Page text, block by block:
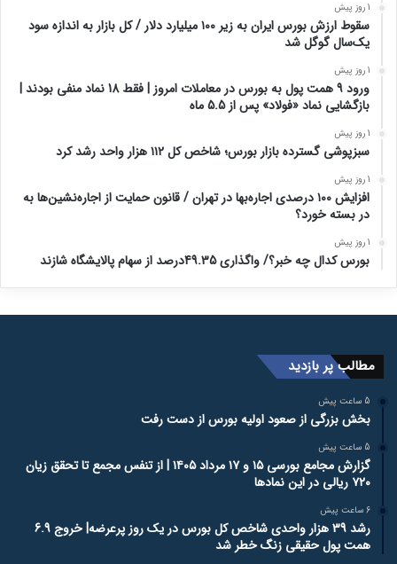
1 روز پیش
سقوط ارزش بورس ایران به زیر ۱۰۰ میلیارد دلار / کل بازار به اندازه سود
یک‌سال گوگل شد
1 روز پیش
ورود 9 همت پول به بورس در معاملات امروز | فقط 18 نماد منفی بودند |
بازگشایی نماد «فولاد» پس از 5.5 ماه
1 روز پیش
سبزپوشی گسترده بازار بورس؛ شاخص کل ۱۱۲ هزار واحد رشد کرد
1 روز پیش
افزایش ۱۰۰ درصدی اجاره‌بها در تهران / قانون حمایت از اجاره‌نشین‌ها به
در بسته خورد؟
1 روز پیش
بورس کدال چه خبر؟/ واگذاری 49.35درصد از سهام پالایشگاه شازند
مطالب پر بازدید
5 ساعت پیش
بخش بزرگی از صعود اولیه بورس از دست رفت
5 ساعت پیش
گزارش مجامع بورسی ۱۵ و ۱۷ مرداد ۱۴۰۵ | از تنفس مجمع تا تحقق زیان
۷۲۰ ریالی در این نماد‌ها
6 ساعت پیش
رشد 39 هزار واحدی شاخص کل بورس در یک روز پرعرضه| خروج 6.9
همت پول حقیقی زنگ خطر شد